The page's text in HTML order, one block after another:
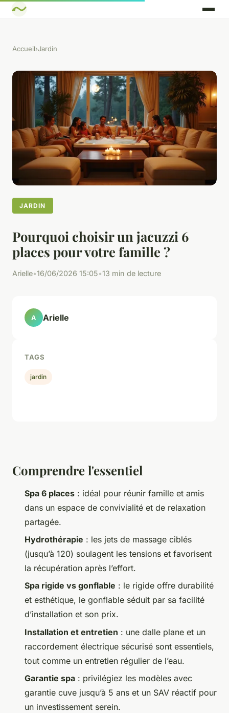
Accueil›Jardin
JARDIN
Pourquoi choisir un jacuzzi 6
places pour votre famille ?
Arielle•16/06/2026 15:05•13 min de lecture
Comprendre l'essentiel
Spa 6 places : idéal pour réunir famille et amis
dans un espace de convivialité et de relaxation
partagée.
Hydrothérapie : les jets de massage ciblés
(jusqu’à 120) soulagent les tensions et favorisent
la récupération après l’effort.
Spa rigide vs gonflable : le rigide offre durabilité
et esthétique, le gonflable séduit par sa facilité
d’installation et son prix.
Installation et entretien : une dalle plane et un
raccordement électrique sécurisé sont essentiels,
tout comme un entretien régulier de l’eau.
Garantie spa : privilégiez les modèles avec
garantie cuve jusqu’à 5 ans et un SAV réactif pour
un investissement serein.
A Arielle
TAGS
jardin